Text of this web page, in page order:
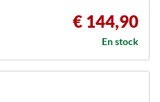
€ 144,90
En stock